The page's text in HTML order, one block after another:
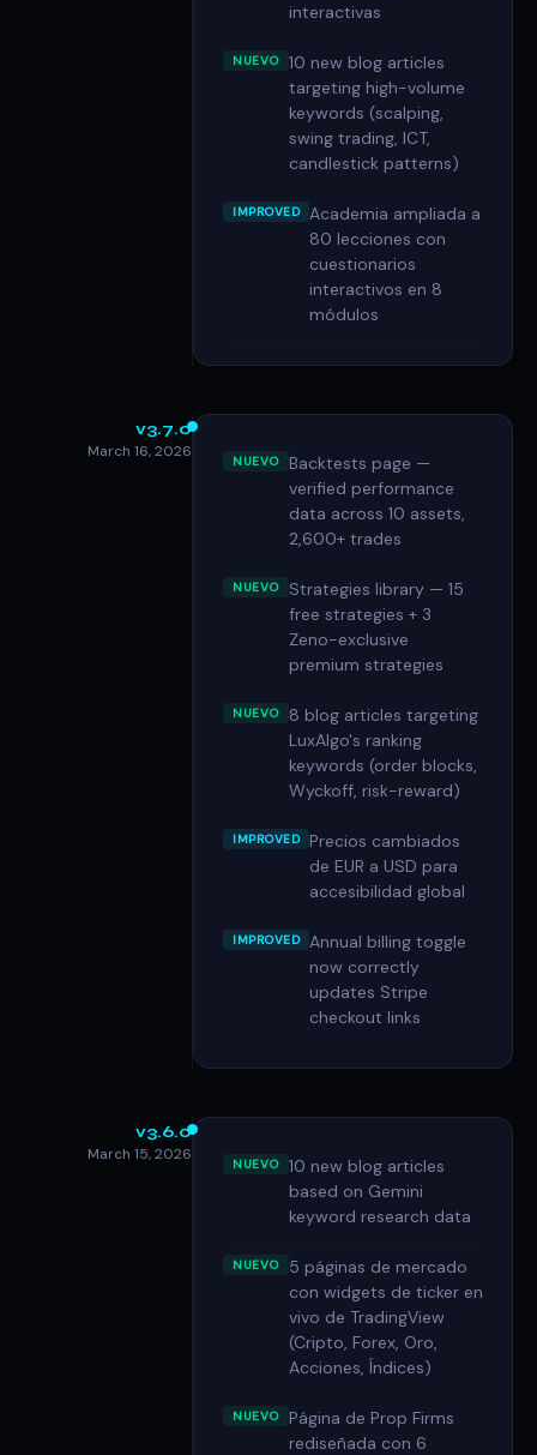
interactivas
NUEVO
10 new blog articles
targeting high-volume
keywords (scalping,
swing trading, ICT,
candlestick patterns)
IMPROVED
Academia ampliada a
80 lecciones con
cuestionarios
interactivos en 8
módulos
v3.7.0
March 16, 2026
NUEVO
Backtests page —
verified performance
data across 10 assets,
2,600+ trades
NUEVO
Strategies library — 15
free strategies + 3
Zeno-exclusive
premium strategies
NUEVO
8 blog articles targeting
LuxAlgo's ranking
keywords (order blocks,
Wyckoff, risk-reward)
IMPROVED
Precios cambiados
de EUR a USD para
accesibilidad global
IMPROVED
Annual billing toggle
now correctly
updates Stripe
checkout links
v3.6.0
March 15, 2026
NUEVO
10 new blog articles
based on Gemini
keyword research data
NUEVO
5 páginas de mercado
con widgets de ticker en
vivo de TradingView
(Cripto, Forex, Oro,
Acciones, Índices)
NUEVO
Página de Prop Firms
rediseñada con 6